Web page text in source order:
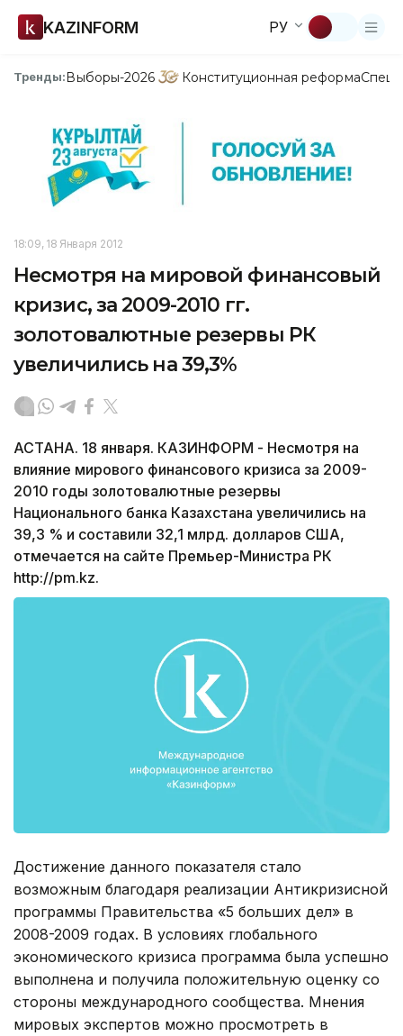
KAZINFORM РУ
Тренды:Выборы-2026 Конституционная реформа
18:09, 18 Января 2012
Несмотря на мировой финансовый
кризис, за 2009-2010 гг.
золотовалютные резервы РК
увеличились на 39,3%
АСТАНА. 18 января. КАЗИНФОРМ - Несмотря на
влияние мирового финансового кризиса за 2009-
2010 годы золотовалютные резервы
Национального банка Казахстана увеличились на
39,3 % и составили 32,1 млрд. долларов США,
отмечается на сайте Премьер-Министра РК
http://pm.kz.
Достижение данного показателя стало
возможным благодаря реализации Антикризисной
программы Правительства «5 больших дел» в
2008-2009 годах. В условиях глобального
экономического кризиса программа была успешно
выполнена и получила положительную оценку со
стороны международного сообщества. Мнения
мировых экспертов можно просмотреть в